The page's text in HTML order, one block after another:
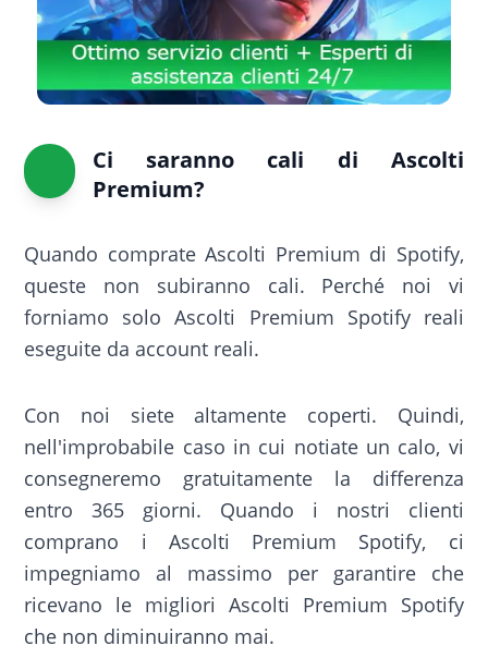
Ci saranno cali di Ascolti
Premium?
Quando comprate Ascolti Premium di Spotify,
queste non subiranno cali. Perché noi vi
forniamo solo Ascolti Premium Spotify reali
eseguite da account reali.
Con noi siete altamente coperti. Quindi,
nell'improbabile caso in cui notiate un calo, vi
consegneremo gratuitamente la differenza
entro 365 giorni. Quando i nostri clienti
comprano i Ascolti Premium Spotify, ci
impegniamo al massimo per garantire che
ricevano le migliori Ascolti Premium Spotify
che non diminuiranno mai.